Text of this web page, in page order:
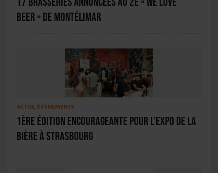
Beer » de Montélimar
ACTUS, ÉVÉNEMENTS
1ère édition encourageante pour l’Expo de la
Bière à Strasbourg